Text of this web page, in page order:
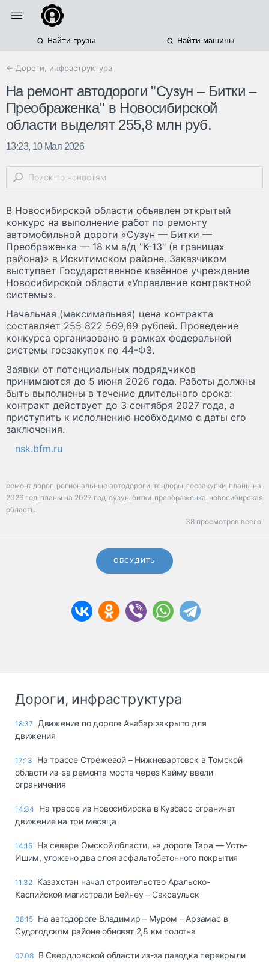
Найти грузы Найти машины
← Дороги, инфраструктура
На ремонт автодороги "Сузун – Битки –
Преображенка" в Новосибирской
области выделят 255,8 млн руб.
13:23, 10 Мая 2026
В Новосибирской области объявлен открытый
конкурс на выполнение работ по ремонту
автомобильной дороги «Сузун — Битки —
Преображенка — 18 км а/д "К-13" (в границах
района)» в Искитимском районе. Заказчиком
выступает Государственное казённое учреждение
Новосибирской области «Управление контрактной
системы».
Начальная (максимальная) цена контракта
составляет 255 822 569,69 рублей. Проведение
конкурса организовано в рамках федеральной
системы госзакупок по 44-ФЗ.
Заявки от потенциальных подрядчиков
принимаются до 5 июня 2026 года. Работы должны
быть выполнены в течение длительного срока:
контракт действует до 3 сентября 2027 года, а
приступить к исполнению необходимо с даты его
заключения.
nsk.bfm.ru
ремонт дорог региональные автодороги тендеры госзакупки планы на
2026 год планы на 2027 год сузун битки преображенка новосибирская
область
38 просмотров всего.
ОБСУДИТЬ
Дороги, инфраструктура
18:37
Движение по дороге Анабар закрыто для
движения
17:13
На трассе Стрежевой – Нижневартовск в Томской
области из-за ремонта моста через Кайму ввели
ограничения
14:34
На трассе из Новосибирска в Кузбасс ограничат
движение на три месяца
14:15 На севере Омской области, на дороге Тара — Усть-
Ишим, уложено два слоя асфальтобетонного покрытия
11:32 Казахстан начал строительство Аральско-
Каспийской магистрали Бейнеу – Саксаульск
08:15 На автодороге Владимир – Муром – Арзамас в
Судогодском районе обновят 2,8 км полотна
07.08 В Свердловской области из-за паводка перекрыли